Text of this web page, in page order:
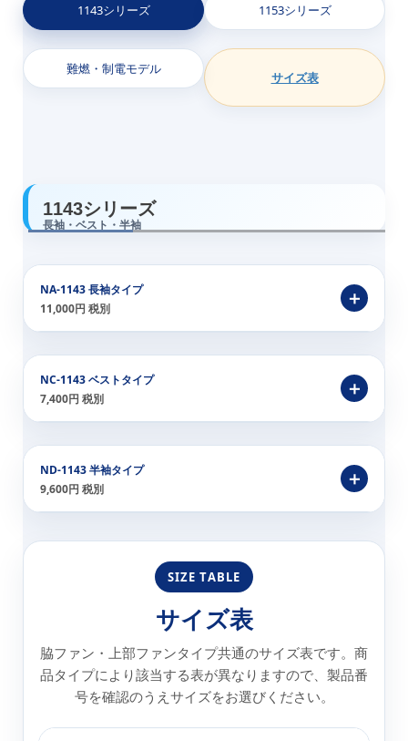
1143シリーズ 1153シリーズ
難燃・制電モデル
サイズ表
1143シリーズ
長袖・ベスト・半袖
NA-1143 長袖タイプ
11,000円 税別
NC-1143 ベストタイプ
7,400円 税別
ND-1143 半袖タイプ
9,600円 税別
SIZE TABLE
サイズ表
脇ファン・上部ファンタイプ共通のサイズ表です。商
品タイプにより該当する表が異なりますので、製品番
号を確認のうえサイズをお選びください。